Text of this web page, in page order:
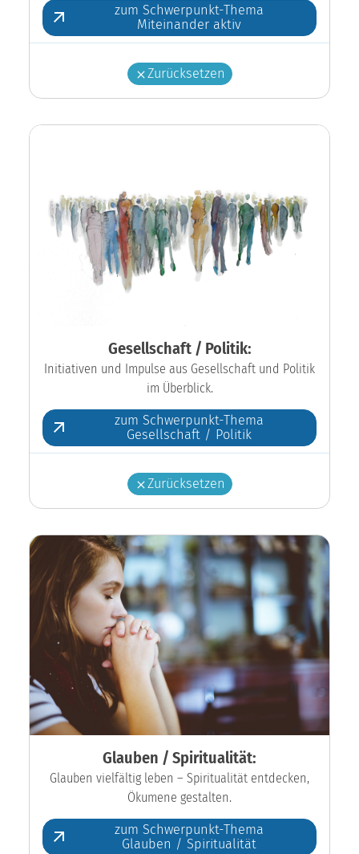
zum Schwerpunkt-Thema
Miteinander aktiv
Zurücksetzen
Gesellschaft / Politik:
Initiativen und Impulse aus Gesellschaft und Politik
im Überblick.
zum Schwerpunkt-Thema
Gesellschaft / Politik
Zurücksetzen
Glauben / Spiritualität:
Glauben vielfältig leben – Spiritualität entdecken,
Ökumene gestalten.
zum Schwerpunkt-Thema
Glauben / Spiritualität